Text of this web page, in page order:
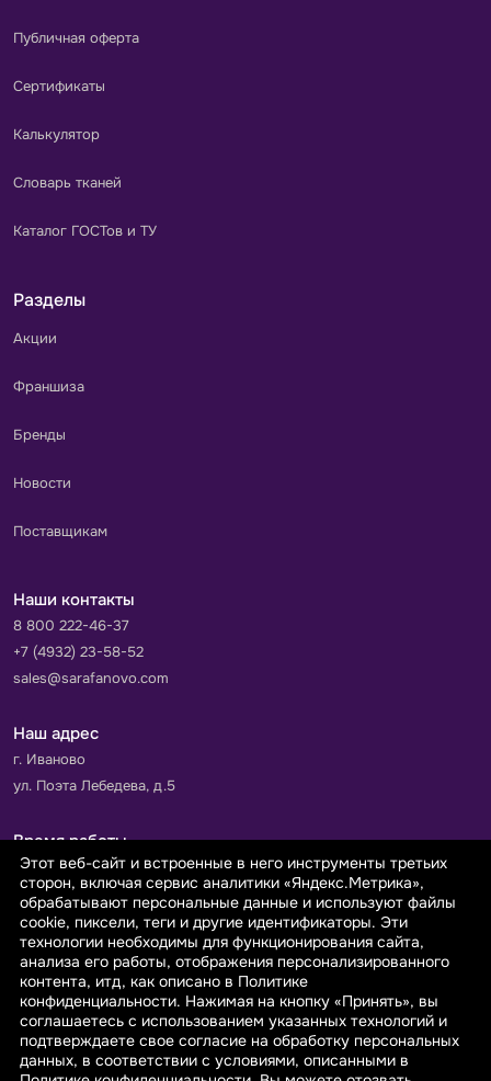
Публичная оферта
Сертификаты
Калькулятор
Словарь тканей
Каталог ГОСТов и ТУ
Разделы
Акции
Франшиза
Бренды
Новости
Поставщикам
Наши контакты
8 800 222-46-37
+7 (4932) 23-58-52
sales@sarafanovo.com
Наш адрес
г. Иваново
ул. Поэта Лебедева, д.5
Время работы
Пн-Пт с 9.00 до 18.00
Сб-Вс: выходной
Принимаем к оплате
© 2026 sarafanovo.com - Интернет-магазин "САРАФАНОВО"
Этот веб-сайт и встроенные в него инструменты третьих
сторон, включая сервис аналитики «Яндекс.Метрика»,
обрабатывают персональные данные и используют файлы
cookie, пиксели, теги и другие идентификаторы. Эти
технологии необходимы для функционирования сайта,
анализа его работы, отображения персонализированного
контента, итд, как описано в Политике
конфиденциальности. Нажимая на кнопку «Принять», вы
соглашаетесь с использованием указанных технологий и
подтверждаете свое согласие на обработку персональных
данных, в соответствии с условиями, описанными в